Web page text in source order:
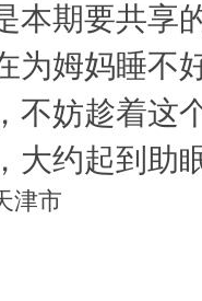
本期要共享
为姆妈睡不
不妨趁着这
大约起到助
津市